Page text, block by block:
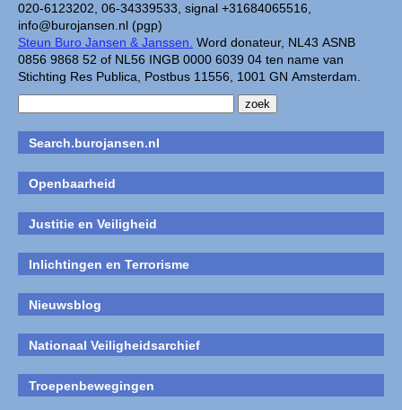
020-6123202, 06-34339533, signal +31684065516,
info@burojansen.nl (pgp)
Steun Buro Jansen & Janssen. Word donateur, NL43 ASNB
0856 9868 52 of NL56 INGB 0000 6039 04 ten name van
Stichting Res Publica, Postbus 11556, 1001 GN Amsterdam.
Search.burojansen.nl
Openbaarheid
Justitie en Veiligheid
Inlichtingen en Terrorisme
Nieuwsblog
Nationaal Veiligheidsarchief
Troepenbewegingen